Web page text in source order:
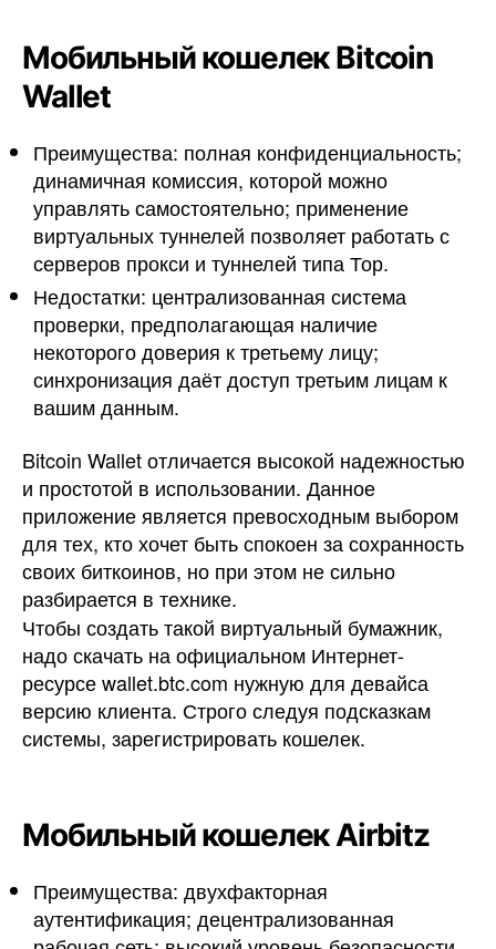
Мобильный кошелек Bitcoin
Wallet
Преимущества: полная конфиденциальность;
динамичная комиссия, которой можно
управлять самостоятельно; применение
виртуальных туннелей позволяет работать с
серверов прокси и туннелей типа Тор.
Недостатки: централизованная система
проверки, предполагающая наличие
некоторого доверия к третьему лицу;
синхронизация даёт доступ третьим лицам к
вашим данным.
Bitcoin Wallet отличается высокой надежностью
и простотой в использовании. Данное
приложение является превосходным выбором
для тех, кто хочет быть спокоен за сохранность
своих биткоинов, но при этом не сильно
разбирается в технике.
Чтобы создать такой виртуальный бумажник,
надо скачать на официальном Интернет-
ресурсе wallet.btc.com нужную для девайса
версию клиента. Строго следуя подсказкам
системы, зарегистрировать кошелек.
Мобильный кошелек Airbitz
Преимущества: двухфакторная
аутентификация; децентрализованная